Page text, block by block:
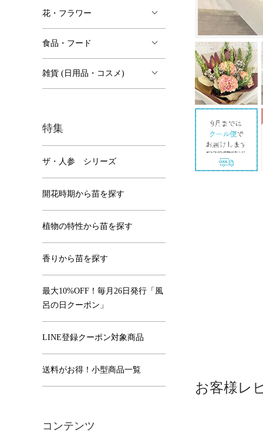
お客様レ
花・フラワー
食品・フード
雑貨 (日用品・コスメ)
特集
ザ・人参 シリーズ
開花時期から苗を探す
植物の特性から苗を探す
香りから苗を探す
最大10%OFF！毎月26日発行「風
呂の日クーポン」
LINE登録クーポン対象商品
送料がお得！小型商品一覧
コンテンツ